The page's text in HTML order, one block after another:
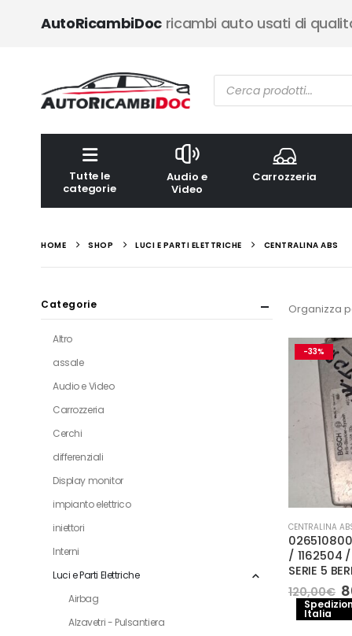
AutoRicambiDocricambi auto usati di
Ricerca
prodotti
Tutte le
categorie
Audio e
Video
Carrozzeria
HOME SHOP LUCI E PARTI ELETTRICHE CENTRALINA ABS
Organizza
-33%
CENTRALINA
/ 1162504
SERIE 5
120,00€ Il
Italia
Categorie
Altro
assale
Audio e Video
Carrozzeria
Cerchi
differenziali
Display monitor
impianto elettrico
iniettori
Interni
Luci e Parti Elettriche
Airbag
Alzavetri - Pulsantiera